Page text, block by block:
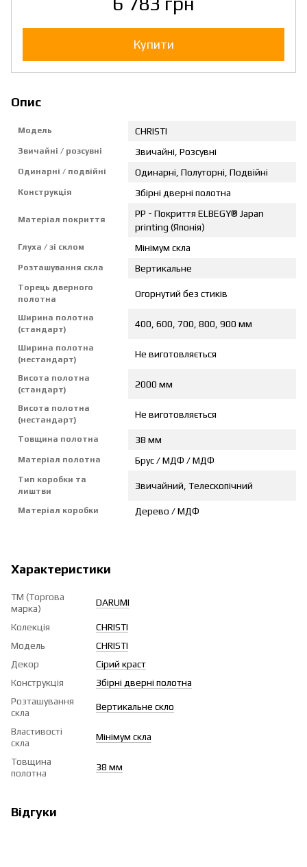
Купити
Опис
Модель CHRISTI
Звичайні / розсувні Звичайні, Розсувні
Одинарні / подвійні Одинарні, Полуторні, Подвійні
Конструкція Збірні дверні полотна
Матеріал покриття
PP - Покриття ELBEGY® Japan
printing (Японія)
Глуха / зі склом Мінімум скла
Розташування скла Вертикальне
Торець дверного
полотна
Огорнутий без стиків
Ширина полотна
(стандарт)
400, 600, 700, 800, 900 мм
Ширина полотна
(нестандарт)
Не виготовляється
Висота полотна
(стандарт)
2000 мм
Висота полотна
(нестандарт)
Не виготовляється
Товщина полотна 38 мм
Матеріал полотна Брус / МДФ / МДФ
Тип коробки та
лиштви
Звичайний, Телескопічний
Матеріал коробки Дерево / МДФ
Характеристики
ТМ (Торгова
марка)
DARUMI
Колекція
CHRISTI
Модель
CHRISTI
Декор
Сірий краст
Конструкція
Збірні дверні полотна
Розташування
скла
Вертикальне скло
Властивості
скла
Мінімум скла
Товщина
полотна
38 мм
Відгуки